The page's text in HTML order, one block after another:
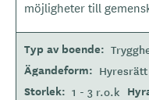
möjligheter till
Typ av boende
Ägandeform Hyresrätt
Storlek 1 - 3 r.o.k